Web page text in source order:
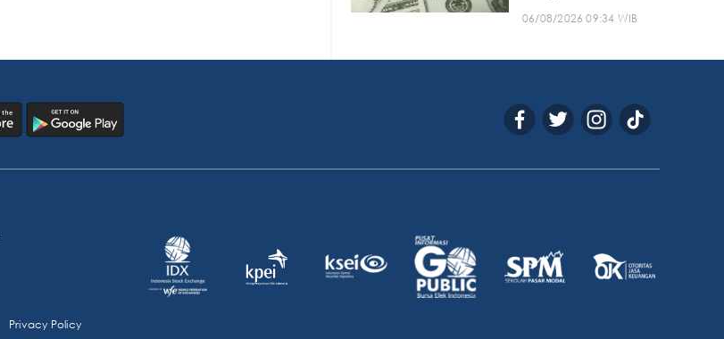
06/08/2026 09:34 WIB
Privacy Policy